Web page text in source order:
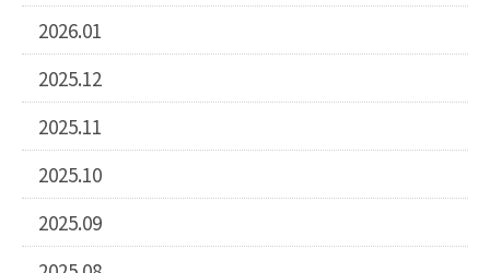
2026.01
2025.12
2025.11
2025.10
2025.09